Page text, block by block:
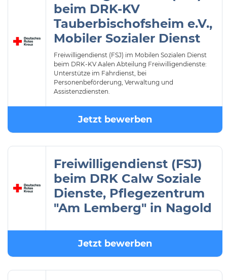
beim DRK-KV
Tauberbischofsheim e.V.,
Mobiler Sozialer Dienst
Freiwilligendienst (FSJ) im Mobilen Sozialen Dienst
beim DRK-KV Aalen Abteilung Freiwilligendienste:
Unterstütze im Fahrdienst, bei
Personenbeförderung, Verwaltung und
Assistenzdiensten.
Jetzt bewerben
Freiwilligendienst (FSJ)
beim DRK Calw Soziale
Dienste, Pflegezentrum
"Am Lemberg" in Nagold
Jetzt bewerben